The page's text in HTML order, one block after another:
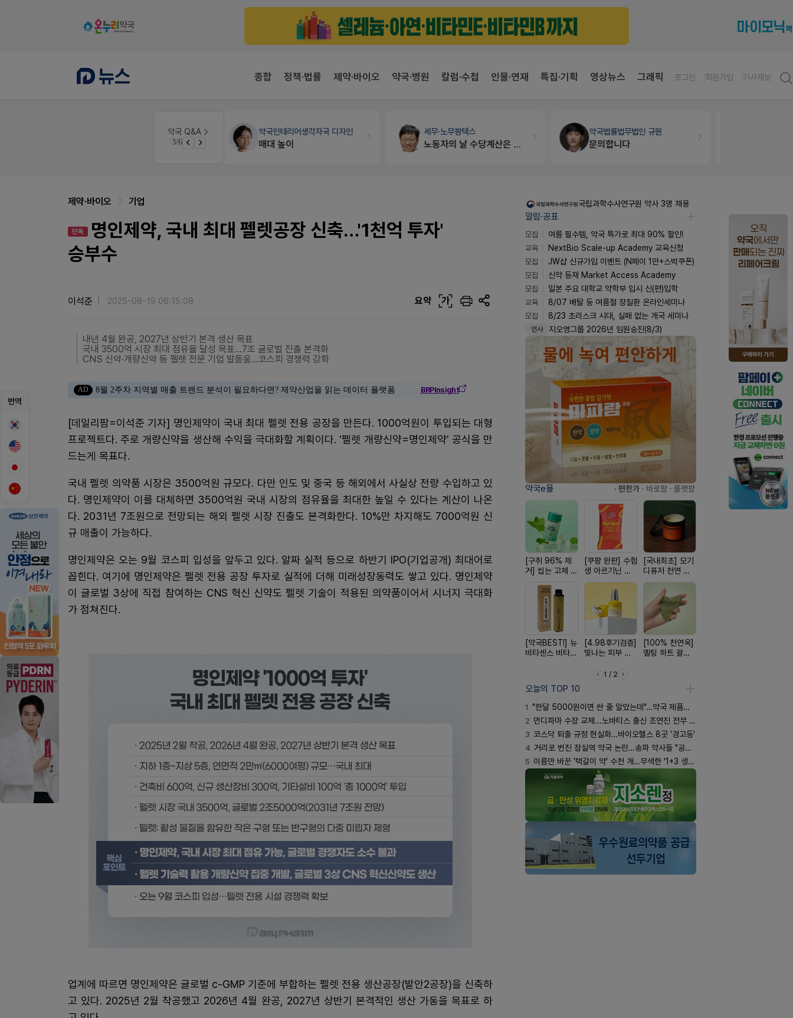
종합 정책·법률 제약·바이오 약국·병원 칼럼·수첩 인물·연재 특집·기획 영상뉴스 그래픽 로그인 회원가입 기사제보
약국 Q&A
3/6
경단녀요건중 근로스득원천징수액
약국인테리어생각자국 디자인
매대 높이
세무·노무팜텍스
노동자의 날 수당계산은 어떻게 되나요
약국법률법무법인 규원
문의합니다
번역
제약·바이오 기업
단독
명인제약, 국내 최대 펠렛공장 신축…'1천억 투자'
승부수
이석준 2025-08-19 06:15:08 요약 가
내년 4월 완공, 2027년 상반기 본격 생산 목표
국내 3500억 시장 최대 점유율 달성 목표…7조 글로벌 진출 본격화
CNS 신약·개량신약 등 펠렛 전문 기업 발돋움…코스피 경쟁력 강화
AD 8월 2주차 지역별 매출 트렌드 분석이 필요하다면? 제약산업을 읽는 데이터 플랫폼 BRPInsight
[데일리팜=이석준 기자] 명인제약이 국내 최대 펠렛 전용 공장을 만든다. 1000억원이 투입되는 대형
프로젝트다. 주로 개량신약을 생산해 수익을 극대화할 계획이다. '펠렛 개량신약=명인제약' 공식을 만
드는게 목표다.
국내 펠렛 의약품 시장은 3500억원 규모다. 다만 인도 및 중국 등 해외에서 사실상 전량 수입하고 있
다. 명인제약이 이를 대체하면 3500억원 국내 시장의 점유율을 최대한 높일 수 있다는 계산이 나온
다. 2031년 7조원으로 전망되는 해외 펠렛 시장 진출도 본격화한다. 10%만 차지해도 7000억원 신
규 매출이 가능하다.
명인제약은 오는 9월 코스피 입성을 앞두고 있다. 알짜 실적 등으로 하반기 IPO(기업공개) 최대어로
꼽힌다. 여기에 명인제약은 펠렛 전용 공장 투자로 실적에 더해 미래성장동력도 쌓고 있다. 명인제약
이 글로벌 3상에 직접 참여하는 CNS 혁신 신약도 펠렛 기술이 적용된 의약품이어서 시너지 극대화
가 점쳐진다.
업계에 따르면 명인제약은 글로벌 c-GMP 기준에 부합하는 펠렛 전용 생산공장(발안2공장)을 신축하
고 있다. 2025년 2월 착공했고 2026년 4월 완공, 2027년 상반기 본격적인 생산 가동을 목표로 하
국립과학수사연구원 약사 3명 채용
알림·공표
모집
여름 필수템, 약국 특가로 최대 90% 할인!
교육
NextBio Scale-up Academy 교육신청
모집
JW샵 신규가입 이벤트 (N페이 1만+스벅쿠폰)
모집
신약 등재 Market Access Academy
모집
일본 주요 대학교 약학부 입시 신(편)입학
교육
8/07 배탈 등 여름철 장질환 온라인세미나
모집
8/23 초리스크 시대, 실패 없는 개국 세미나
인사 지오영그룹 2026년 임원승진(8/3)
약국e몰 · 편한가 · 바로팜 · 플랫팜
[구취 96% 제
거] 씹는 고체 가
[쿠팡 완판] 수험
생 아르기닌 에
너지 젤리
[국내최초] 모기
디퓨저 천연 계
피 모키센트 디
[약국BEST!] 뉴
비타센스 비타민
[4.98후기검증]
빛나는 피부 오
[100% 천연옥]
멜팅 하트 괄사
1 / 2
오늘의 TOP 10
1 "한달 5000원이면 싼 줄 알았는데"…약국 제품과 비교해보니
2 먼디파마 수장 교체...노바티스 출신 조연진 전무 내정
3 코스닥 퇴출 규정 현실화…바이오헬스 8곳 '경고등'
4 거리로 번진 잠실역 약국 논란…송파 약사들 "공공성 훼손"
5 이름만 바꾼 '택갈이 약' 수천 개…무색한 '1+3 생동'